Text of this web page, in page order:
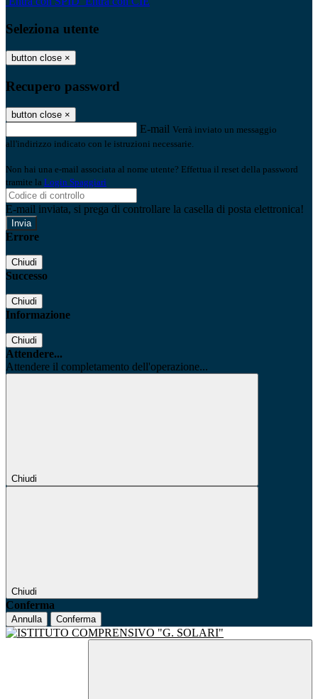
Seleziona utente
button close ×
Recupero password
button close ×
E-mail Verrà inviato un messaggio
all'indirizzo indicato con le istruzioni necessarie.
Non hai una e-mail associata al nome utente? Effettua il reset della password
tramite la Login Spaggiari
E-mail inviata, si prega di controllare la casella di posta elettronica!
Errore
Chiudi
Successo
Chiudi
Informazione
Chiudi
Attendere...
Attendere il completamento dell'operazione...
Chiudi
Chiudi
Conferma
Annulla Conferma